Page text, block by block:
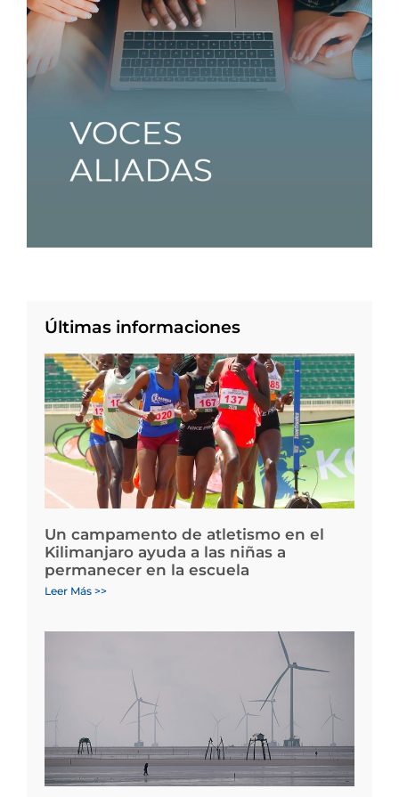
Últimas informaciones
Un campamento de atletismo en el
Kilimanjaro ayuda a las niñas a
permanecer en la escuela
Leer Más >>